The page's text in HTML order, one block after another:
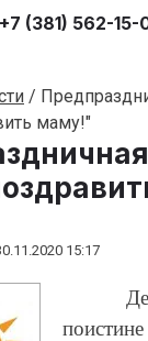
+7 (381) 562-15-
/
маму!"
15:17